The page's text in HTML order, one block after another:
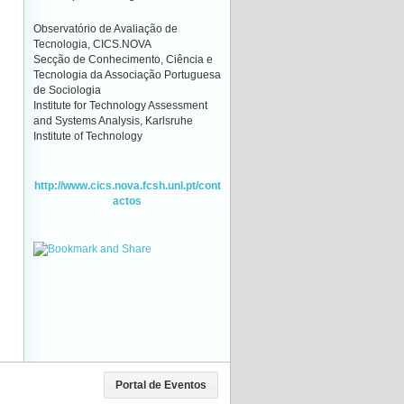
Observatório de Avaliação de
Tecnologia, CICS.NOVA
Secção de Conhecimento, Ciência e
Tecnologia da Associação Portuguesa
de Sociologia
Institute for Technology Assessment
and Systems Analysis, Karlsruhe
Institute of Technology
http://www.cics.nova.fcsh.unl.pt/cont
actos
Portal de Eventos